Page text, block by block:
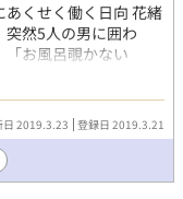
あくせく働く日向 花緒
突然5人の男に囲わ
お風呂覗かない
いで！」 ストーカ
レあり ※獣化描写が
ーレムです。 主人公総
R18シーンには＊印
日 2019.3.23 登録日 2019.3.21